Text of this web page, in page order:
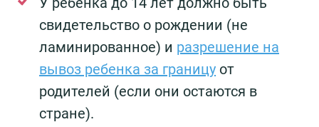
свидетельство о рождении (не
ламинированное) и разрешение на
вывоз ребенка за границу от
родителей (если они остаются в
стране).